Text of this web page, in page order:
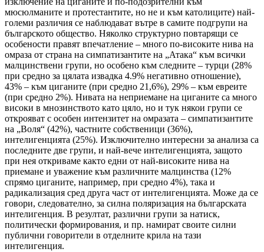
мюсюлманите и протестантите, но не и към католиците) най-
големи различия се наблюдават вътре в самите подгрупи на
българското общество. Няколко структурно повтарящи се
особености правят впечатление – много по-високите нива на
омраза от страна на симпатизантите на „Атака“ към всички
малцинствени групи, но особено към следните – турци (28%
при средно за цялата извадка 4.9% негативно отношение),
43% – към циганите (при средно 21,6%), 29% – към евреите
(при средно 2%). Нивата на неприемане на циганите са много
високи в мнозинството като цяло, но и тук някои групи се
открояват с особен интензитет на омразата – симпатизантите
на „Воля“ (42%), частните собственици (36%),
интелигенцията (25%). Изключително интересни за анализа са
последните две групи, и най-вече интелигенцията, защото
при нея откриваме както едни от най-високите нива на
приемане и уважение към различните малцинства (12%
спрямо циганите, например, при средно 4%), така и
радикализация сред друга част от интелигенцията. Може да се
говори, следователно, за силна поляризация на българската
интелигенция. В резултат, различни групи за натиск,
политически формирования, и пр. намират своите силни
публични говорители в отделните крила на тази
интелигенция.